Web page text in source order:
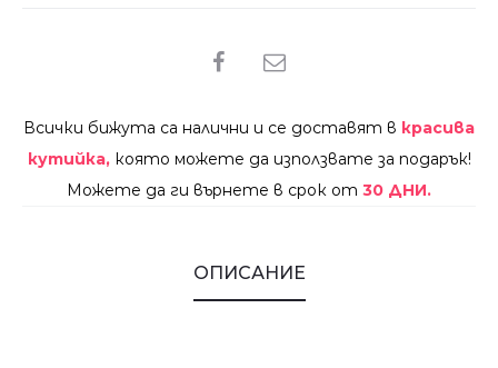
SHARE
Всички бижута са налични и се доставят в красива
кутийка, която можете да използвате за подарък!
Можете да ги върнете в срок от 30 ДНИ.
ОПИСАНИЕ